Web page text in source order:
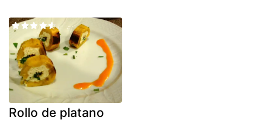
Rollo de platano